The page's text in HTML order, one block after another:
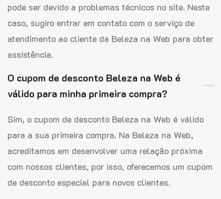
pode ser devido a problemas técnicos no site. Neste
caso, sugiro entrar em contato com o serviço de
atendimento ao cliente da Beleza na Web para obter
assistência.
O cupom de desconto Beleza na Web é
válido para minha primeira compra?
Sim, o cupom de desconto Beleza na Web é válido
para a sua primeira compra. Na Beleza na Web,
acreditamos em desenvolver uma relação próxima
com nossos clientes, por isso, oferecemos um cupom
de desconto especial para novos clientes.